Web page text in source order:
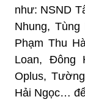
như: NSND
Nhung,
Phạm Thu
Loan, Đông
Oplus,
Hải Ngọc…